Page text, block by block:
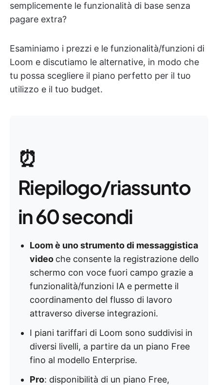
semplicemente le funzionalità di base senza
pagare extra?
Esaminiamo i prezzi e le funzionalità/funzioni di
Loom e discutiamo le alternative, in modo che
tu possa scegliere il piano perfetto per il tuo
utilizzo e il tuo budget.
⏰
Riepilogo/riassunto
in 60 secondi
Loom è uno strumento di messaggistica
video che consente la registrazione dello
schermo con voce fuori campo grazie a
funzionalità/funzioni IA e permette il
coordinamento del flusso di lavoro
attraverso diverse integrazioni.
I piani tariffari di Loom sono suddivisi in
diversi livelli, a partire da un piano Free
fino al modello Enterprise.
Pro: disponibilità di un piano Free,